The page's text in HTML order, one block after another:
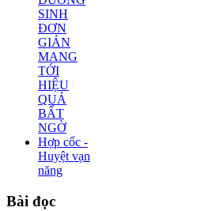
SINH
ĐƠN
GIẢN
MANG
TỚI
HIỆU
QUẢ
BẤT
NGỜ
Hợp cốc -
Huyệt vạn
năng
Bài đọc